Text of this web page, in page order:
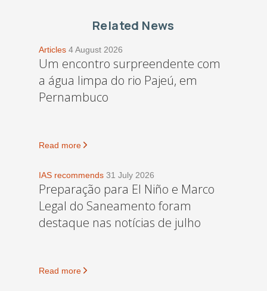
Related News
Articles 4 August 2026
Um encontro surpreendente com
a água limpa do rio Pajeú, em
Pernambuco
Read more
IAS recommends 31 July 2026
Preparação para El Niño e Marco
Legal do Saneamento foram
destaque nas notícias de julho
Read more